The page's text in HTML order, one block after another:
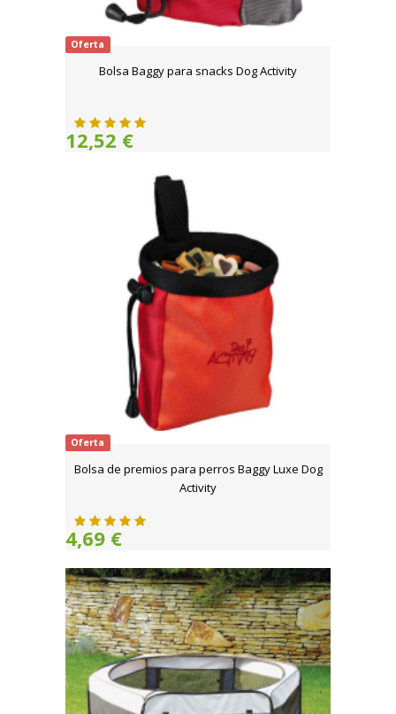
Oferta
Bolsa Baggy para snacks Dog Activity
12,52 €
Oferta
Bolsa de premios para perros Baggy Luxe Dog
Activity
4,69 €